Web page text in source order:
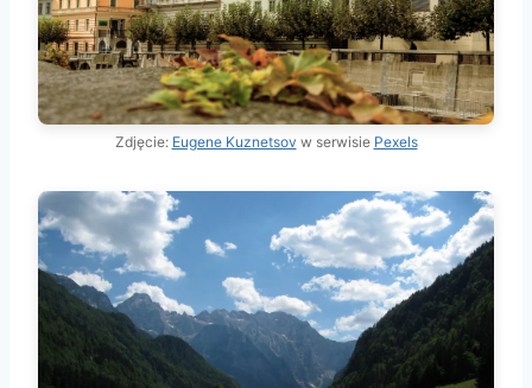
Zdjęcie: Eugene Kuznetsov w serwisie Pexels